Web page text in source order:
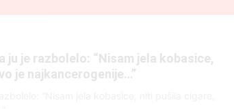
stradala: Njen dečko Ilija glumio
je obdukcija otkrila jezivu istinu